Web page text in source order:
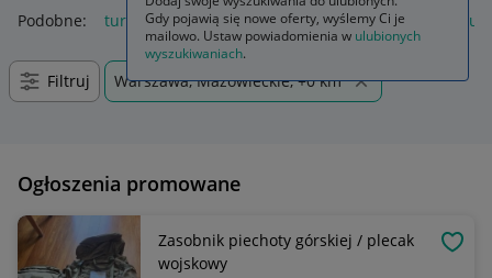
Podobne: turystyka sport i turystyka geografia geologia
Filtruj Warszawa, Mazowieckie, +0 km
Ogłoszenia promowane
Zasobnik piechoty górskiej / plecak
wojskowy
Gdy pojawią się nowe oferty, wyślemy Ci je
mailowo. Ustaw powiadomienia w ulubionych
wyszukiwaniach.